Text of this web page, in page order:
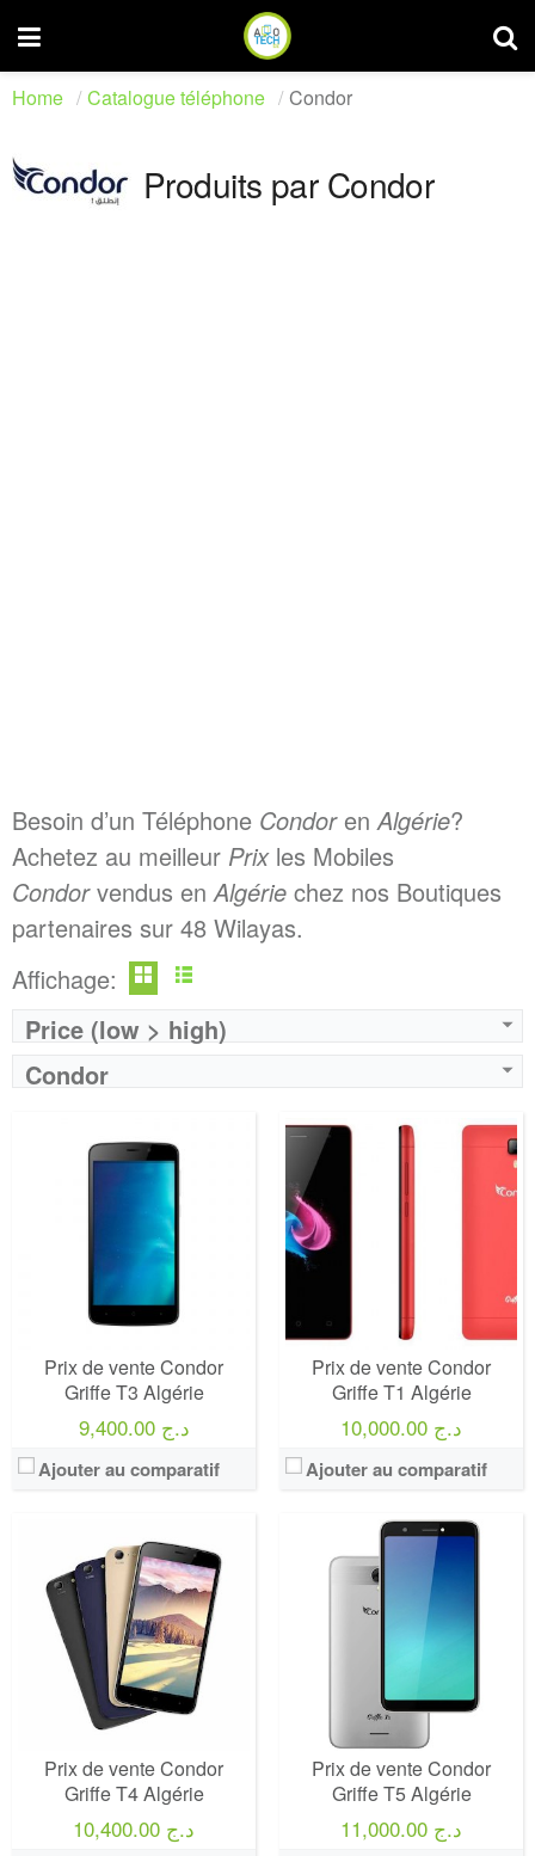
Home Catalogue téléphone Condor
Produits par Condor
Besoin d’un Téléphone CondorenAlgérie?
Achetez au meilleur Prixles Mobiles
Condorvendus enAlgérie chez nos Boutiques
partenaires sur 48 Wilayas.
Affichage:
Price (low > high)
Condor
Prix de vente Condor
Griffe T3 Algérie
9,400.00 د.ج
Ajouter au comparatif
Prix de vente Condor
Griffe T1 Algérie
10,000.00 د.ج
Ajouter au comparatif
Prix de vente Condor
Griffe T4 Algérie
10,400.00 د.ج
Prix de vente Condor
Griffe T5 Algérie
11,000.00 د.ج